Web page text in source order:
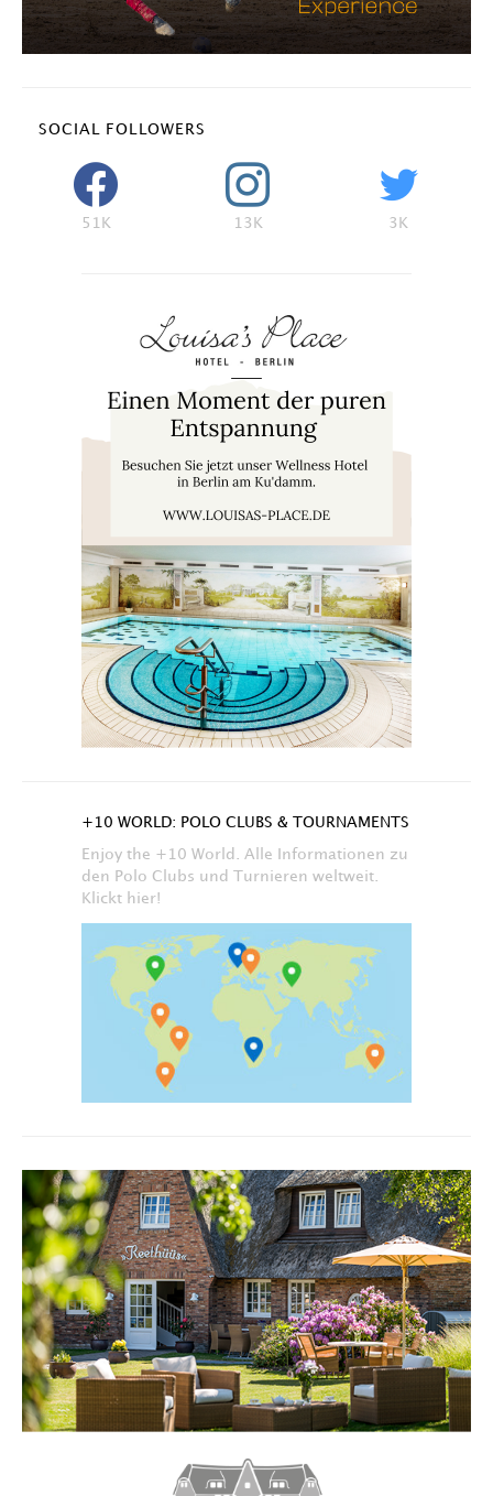
SOCIAL FOLLOWERS
51K 13K 3K
+10 WORLD: POLO CLUBS & TOURNAMENTS
Enjoy the +10 World. Alle Informationen zu
den Polo Clubs und Turnieren weltweit.
Klickt hier!